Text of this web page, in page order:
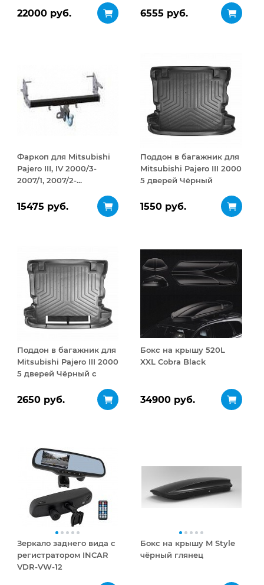
ДВУСТОРОННЕЕ
22000 руб.
картера и КПП сталь 2
6555 руб.
Фаркоп для Mitsubishi
Pajero III, IV 2000/3-
2007/1, 2007/2-...
15475 руб.
Поддон в багажник для
Mitsubishi Pajero III 2000
5 дверей Чёрный
1550 руб.
Поддон в багажник для
Mitsubishi Pajero III 2000
5 дверей Чёрный с
2650 руб.
Бокс на крышу 520L
XXL Cobra Black
34900 руб.
Зеркало заднего вида с
регистратором INCAR
VDR-VW-12
Бокс на крышу M Style
чёрный глянец